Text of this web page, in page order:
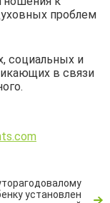
проблем
социальных и
в связи
установлен